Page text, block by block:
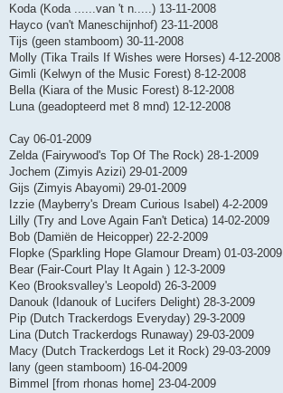
Koda (Koda ......van 't n.....) 13-11-2008
Hayco (van't Maneschijnhof) 23-11-2008
Tijs (geen stamboom) 30-11-2008
Molly (Tika Trails If Wishes were Horses) 4-12-2008
Gimli (Kelwyn of the Music Forest) 8-12-2008
Bella (Kiara of the Music Forest) 8-12-2008
Luna (geadopteerd met 8 mnd) 12-12-2008
Cay 06-01-2009
Zelda (Fairywood's Top Of The Rock) 28-1-2009
Jochem (Zimyis Azizi) 29-01-2009
Gijs (Zimyis Abayomi) 29-01-2009
Izzie (Mayberry's Dream Curious Isabel) 4-2-2009
Lilly (Try and Love Again Fan't Detica) 14-02-2009
Bob (Damiën de Heicopper) 22-2-2009
Flopke (Sparkling Hope Glamour Dream) 01-03-2009
Bear (Fair-Court Play It Again ) 12-3-2009
Keo (Brooksvalley's Leopold) 26-3-2009
Danouk (Idanouk of Lucifers Delight) 28-3-2009
Pip (Dutch Trackerdogs Everyday) 29-3-2009
Lina (Dutch Trackerdogs Runaway) 29-03-2009
Macy (Dutch Trackerdogs Let it Rock) 29-03-2009
lany (geen stamboom) 16-04-2009
Bimmel [from rhonas home] 23-04-2009